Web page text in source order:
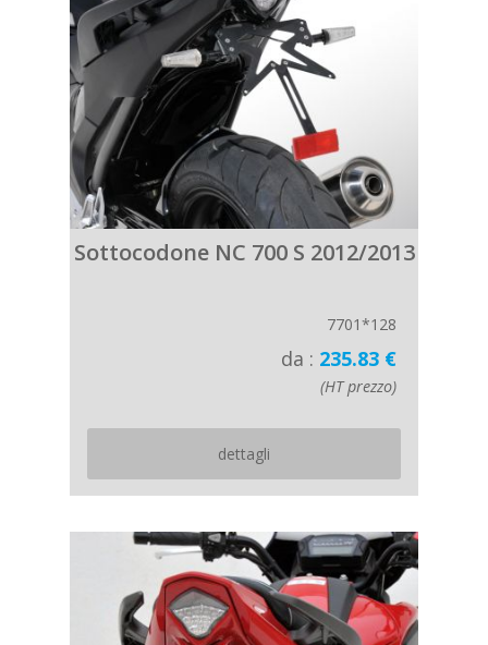
Sottocodone NC 700 S 2012/2013
7701*128
da : 235.83 €
(HT prezzo)
dettagli